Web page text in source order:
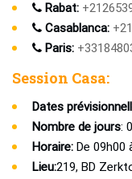
Rabat:
Casablanca:
Paris:
Session Casa:
Dates
Nombre de jours:
Horaire: De 09h00
Lieu:219, BD